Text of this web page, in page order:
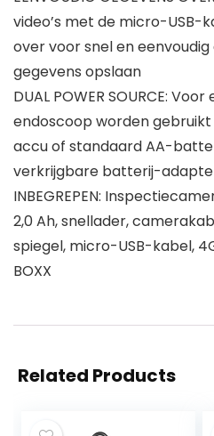
video’s met de micro-USB-
over voor snel en
gegevens opslaan
DUAL POWER SOURCE:
endoscoop worden gebruikt
accu of standaard AA-
verkrijgbare batterij-
INBEGREPEN:
2,0 Ah, snellader,
spiegel, micro-USB-kabel,
BOXX
Related Products